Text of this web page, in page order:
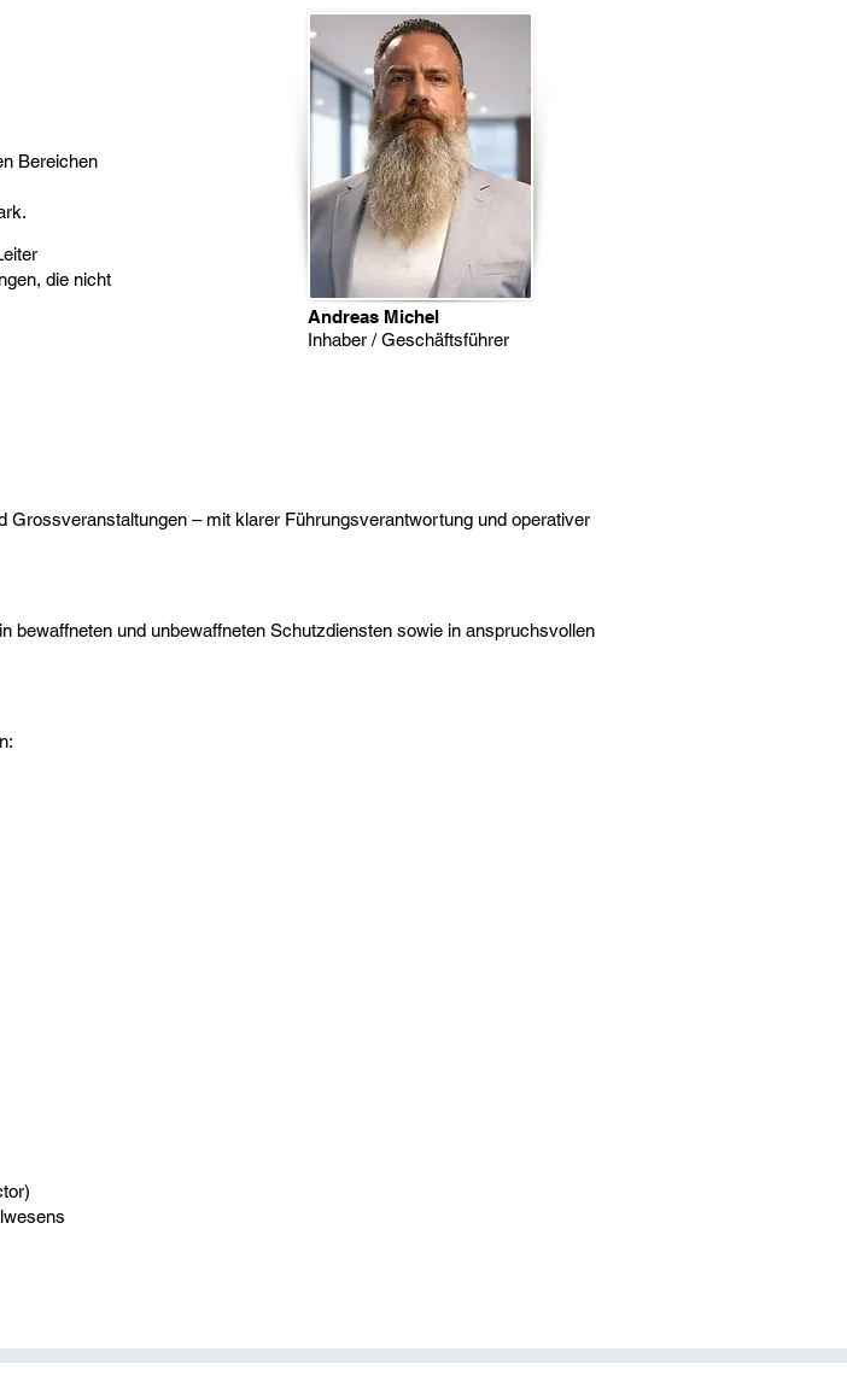
Bereichen
die nicht
Andreas Michel
Inhaber / Geschäftsführer
– mit klarer Führungsverantwortung und operativer
und unbewaffneten Schutzdiensten sowie in anspruchsvollen